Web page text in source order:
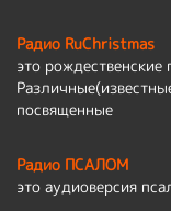
Радио RuChristmas
это рождественские
посвященные
Радио ПСАЛОМ
это аудиоверсия